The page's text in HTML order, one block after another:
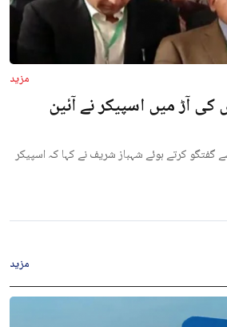
مزید
آڑ میں اسپیکر نے آئین
گفتگو کرتے ہوئے شہباز شریف نے کہا کہ اسپیکر
مزید